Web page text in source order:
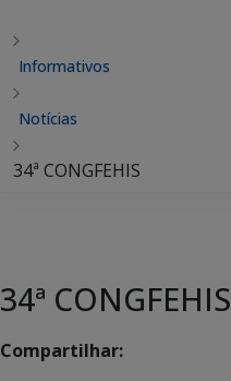
Informativos
Notícias
34ª CONGFEHIS
34ª CONGFEHIS
Compartilhar: